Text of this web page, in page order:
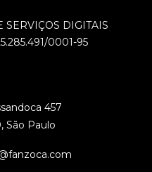
SERVIÇOS DIGITAIS
0001-95
457
São Paulo